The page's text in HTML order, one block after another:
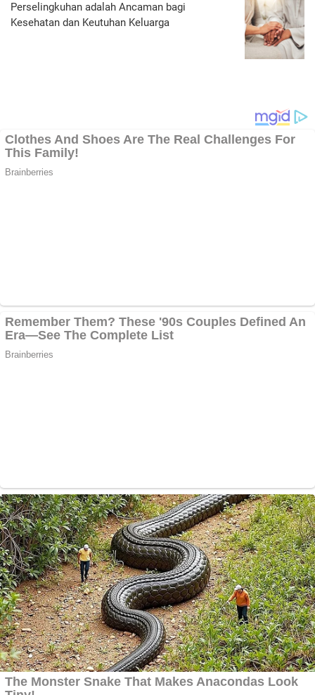
Perselingkuhan adalah Ancaman bagi
Kesehatan dan Keutuhan Keluarga